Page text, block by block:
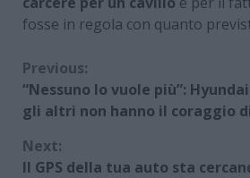
fosse in regola con quanto
Continue
Reading
Previous:
“Nessuno lo vuole più”:
gli altri non hanno il coraggio
Next:
Il GPS della tua auto sta